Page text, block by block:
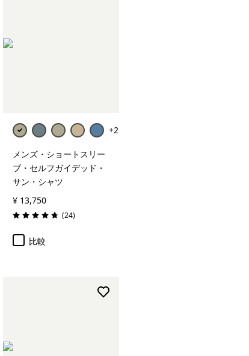
+2
メンズ・ショートスリー
ブ・セルフガイデッド・
サン・シャツ
¥ 13,750
評価: 4.8 / 5 (24レビュー
)
比較